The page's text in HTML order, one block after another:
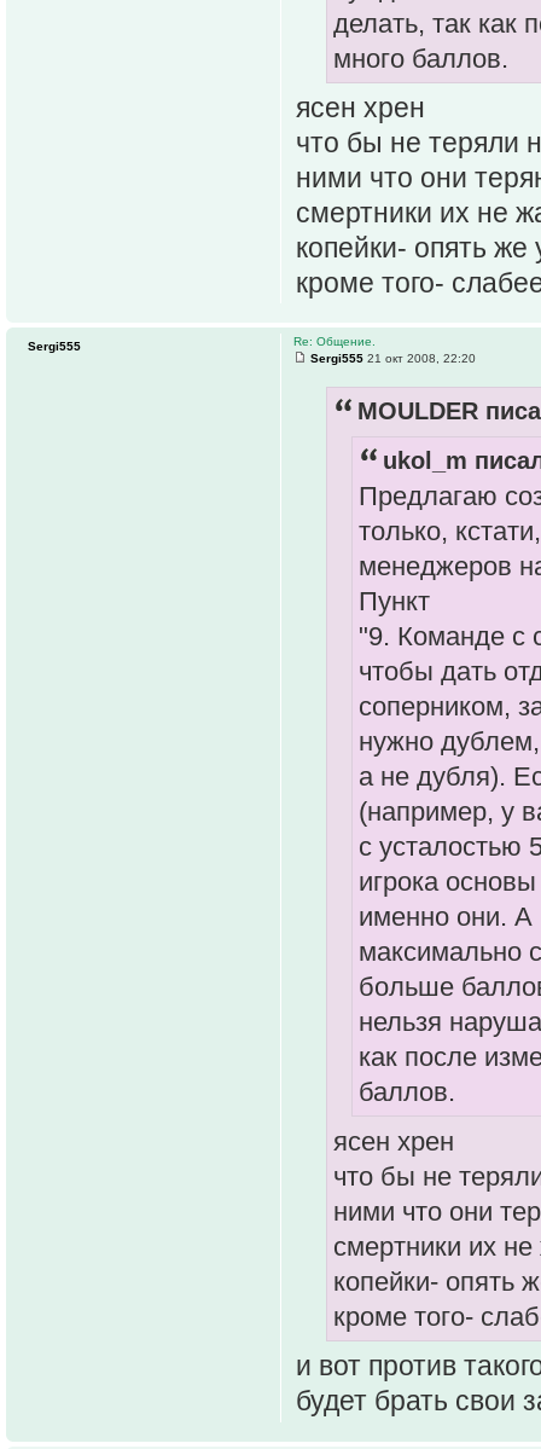
делать, так как
много баллов.
ясен хрен
что бы не теряли
ними что они
смертники их не
копейки- опять
кроме того-
Re: Общение.
Sergi555 21 окт 2008, 22:20
MOULDER
ukol_m
Предлагаю
только,
менеджеров
Пункт
"9. Команде с
чтобы дать
соперником,
нужно
а не дубля).
(например, у
с усталостью
игрока
именно они. А
максимально
больше
нельзя
как после
баллов.
ясен хрен
что бы не
ними что они
смертники их
копейки- опять
кроме того-
и вот против
будет брать свои
Sergi555